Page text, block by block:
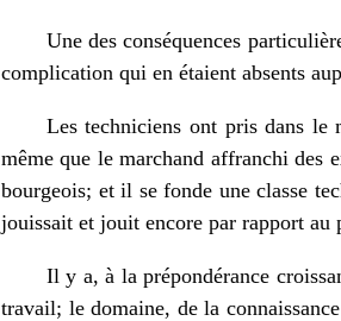
Une des conséquences
complication qui en étaient absents
Les techniciens ont pris dans le
même que le marchand affranchi des
bourgeois; et il se fonde une classe
jouissait et jouit encore par rapport au
Il y a, à la prépondérance
travail; le domaine, de la